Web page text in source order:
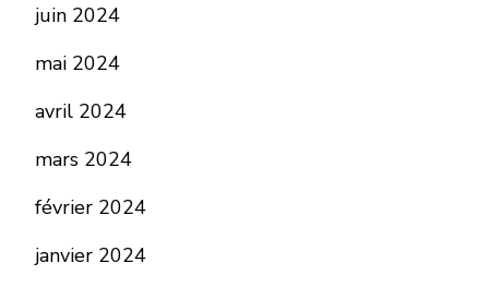
juin 2024
mai 2024
avril 2024
mars 2024
février 2024
janvier 2024